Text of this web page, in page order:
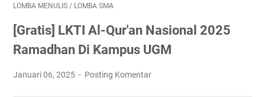
LOMBA MENULIS / LOMBA SMA
[Gratis] LKTI Al-Qur'an Nasional 2025
Ramadhan Di Kampus UGM
Januari 06, 2025 Posting Komentar